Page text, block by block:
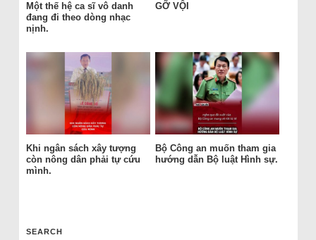
Một thế hệ ca sĩ vô danh
đang đi theo dòng nhạc
nịnh.
GỠ VỘI
Khi ngân sách xây tượng
còn nông dân phải tự cứu
mình.
Bộ Công an muốn tham gia
hướng dẫn Bộ luật Hình sự.
SEARCH